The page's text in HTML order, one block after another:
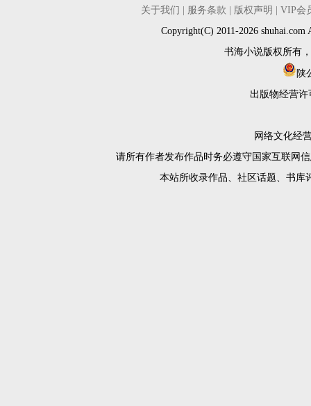
关于我们 服务条款 版权声明
VIP会
Copyright(C) 2011-2026
书海小说版权所有
陕
出版物经营许
网络文化经
请所有作者发布作品时务必遵守国家互联网
本站所收录作品、社区话题、书库